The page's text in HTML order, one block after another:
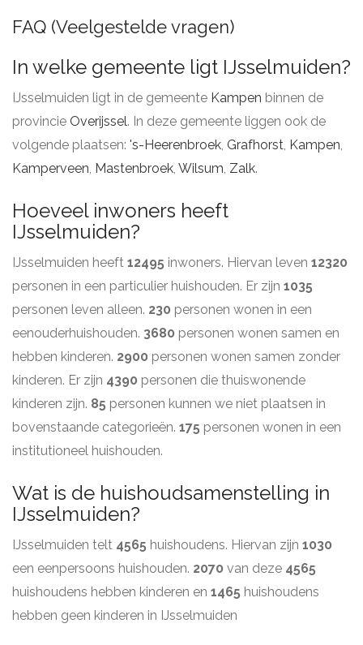
FAQ (Veelgestelde vragen)
In welke gemeente ligt IJsselmuiden?
IJsselmuiden ligt in de gemeente Kampen binnen de
provincie Overijssel. In deze gemeente liggen ook de
volgende plaatsen: 's-Heerenbroek, Grafhorst, Kampen,
Kamperveen, Mastenbroek, Wilsum, Zalk.
Hoeveel inwoners heeft
IJsselmuiden?
IJsselmuiden heeft 12495 inwoners. Hiervan leven 12320
personen in een particulier huishouden. Er zijn 1035
personen leven alleen. 230 personen wonen in een
eenouderhuishouden. 3680 personen wonen samen en
hebben kinderen. 2900 personen wonen samen zonder
kinderen. Er zijn 4390 personen die thuiswonende
kinderen zijn. 85 personen kunnen we niet plaatsen in
bovenstaande categorieën. 175 personen wonen in een
institutioneel huishouden.
Wat is de huishoudsamenstelling in
IJsselmuiden?
IJsselmuiden telt 4565 huishoudens. Hiervan zijn 1030
een eenpersoons huishouden. 2070 van deze 4565
huishoudens hebben kinderen en 1465 huishoudens
hebben geen kinderen in IJsselmuiden